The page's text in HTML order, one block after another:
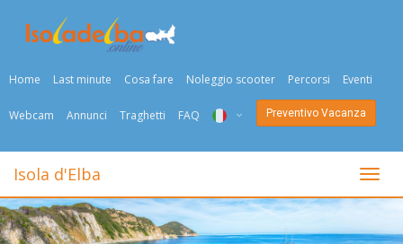
Home Last minute Cosa fare Noleggio scooter Percorsi Eventi
Webcam Annunci Traghetti FAQ
ENG
DEU
Preventivo Vacanza
Togli
Isola d'Elba